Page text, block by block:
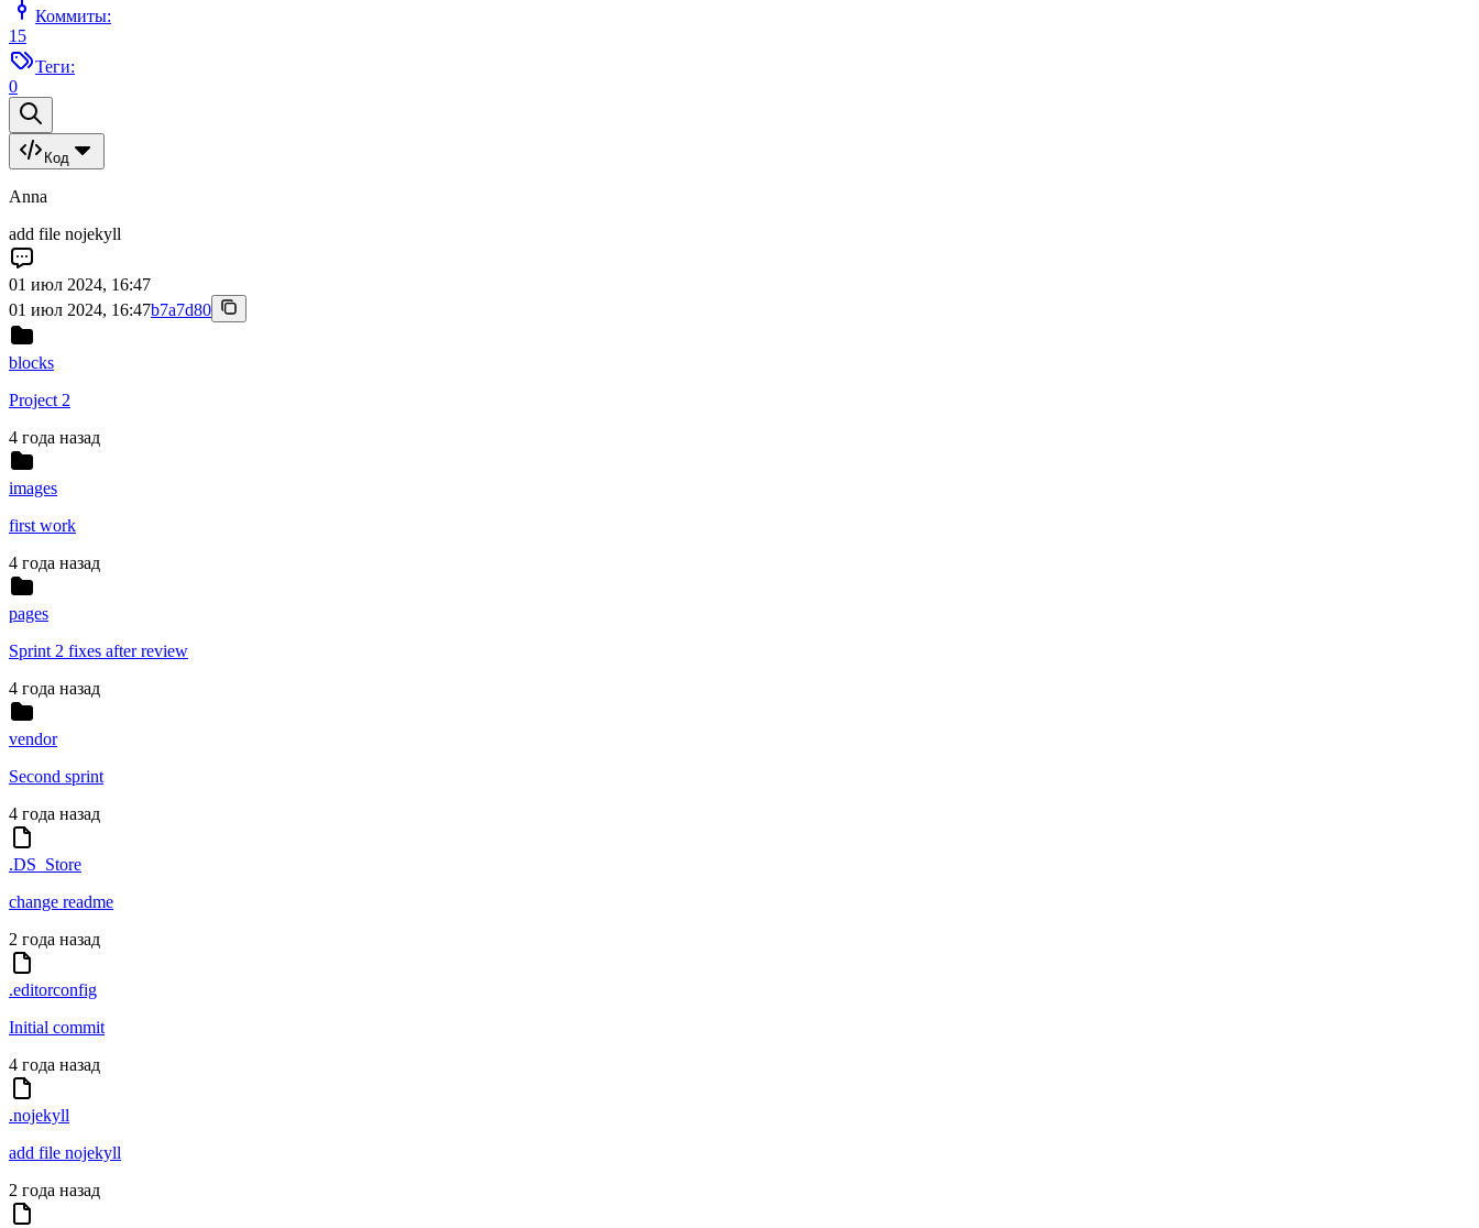
Коммиты:
15
Теги:
0
Код
Anna
add file nojekyll
01 июл 2024, 16:47
01 июл 2024, 16:47b7a7d80
blocks
Project 2
4 года назад
images
first work
4 года назад
pages
Sprint 2 fixes after review
4 года назад
vendor
Second sprint
4 года назад
.DS_Store
change readme
2 года назад
.editorconfig
Initial commit
4 года назад
.nojekyll
add file nojekyll
2 года назад